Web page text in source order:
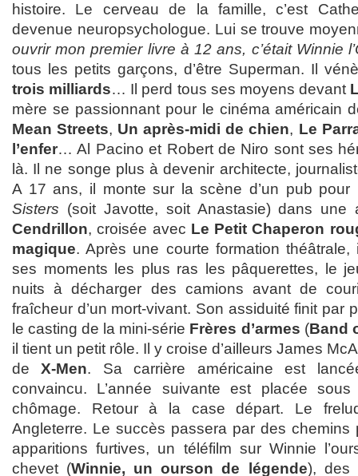
histoire. Le cerveau de la famille, c’est
devenue neuropsychologue. Lui se trouve
ouvrir mon premier livre à 12 ans, c’était Winnie
tous les petits garçons, d’être Superman. Il
trois milliards… Il perd tous ses moyens devant
mère se passionnant pour le cinéma américain
Mean Streets, Un après-midi de chien, Le
l’enfer… Al Pacino et Robert de Niro sont ses
là. Il ne songe plus à devenir architecte,
A 17 ans, il monte sur la scène d’un pub pour
Sisters (soit Javotte, soit Anastasie) dans une
Cendrillon, croisée avec Le Petit Chaperon
magique. Après une courte formation
ses moments les plus ras les pâquerettes, le
nuits à décharger des camions avant de
fraîcheur d’un mort-vivant. Son assiduité finit par
le casting de la mini-série Frères d’armes (Band
il tient un petit rôle. Il y croise d’ailleurs James
deX-Men. Sa carrière américaine est
convaincu. L’année suivante est placée
chômage. Retour à la case départ. Le
Angleterre. Le succès passera par des
apparitions furtives, un téléfilm sur Winnie
chevet (Winnie, un ourson de légende), des